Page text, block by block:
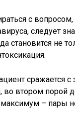
с вопросом,
следует
становится не
сражается с
втором порой
максимум – пары